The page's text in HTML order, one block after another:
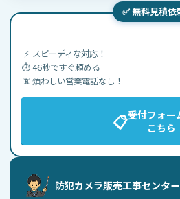
施工日程、訪問日時、作業
アフターサポート、保証対
のため
ご依頼内容、施工履歴、対応
当センターのサービス品質
法令、規約、契約等に基づ
当センターは、お客様の同意な
を超えて個人情報を利用しませ
✅ 無料見積依
⚡ スピーディな対応！
⏱️46秒ですぐ頼める
📵 煩わしい営業電話なし！
📋受付フォー
こちら
防犯カメラ販売工事センタ